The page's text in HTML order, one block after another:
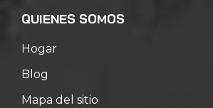
QUIENES SOMOS
Hogar
Blog
Mapa del sitio